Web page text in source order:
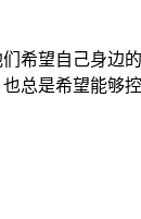
希望自己身边
总是希望能够